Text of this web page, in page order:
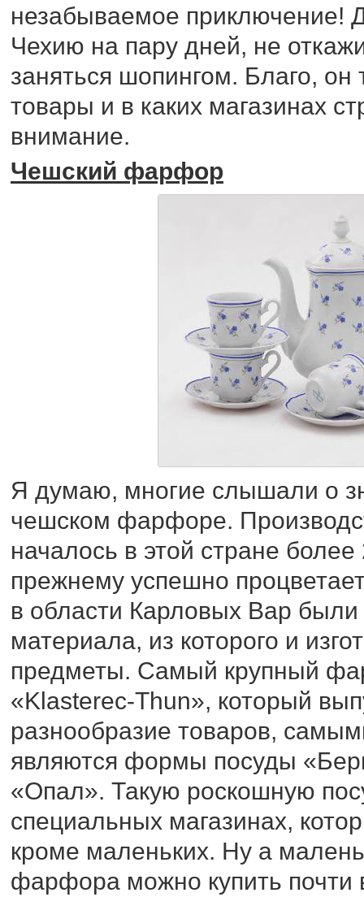
незабываемое приключение!
Чехию на пару дней, не
заняться шопингом. Благо, он
товары и в каких магазинах
внимание.
Чешский фарфор
Я думаю, многие слышали о
чешском фарфоре.
началось в этой стране
прежнему успешно
в области Карловых Вар
материала, из которого и
предметы. Самый крупный
«Klasterec-Thun», который
разнообразие товаров,
являются формы посуды
«Опал». Такую роскошную
специальных магазинах,
кроме маленьких. Ну а
фарфора можно купить почти